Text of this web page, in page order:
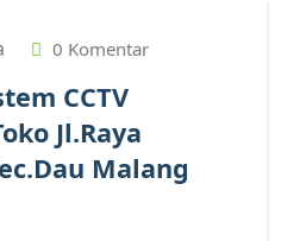
0 Komentar
CCTV
Jl.Raya
Malang